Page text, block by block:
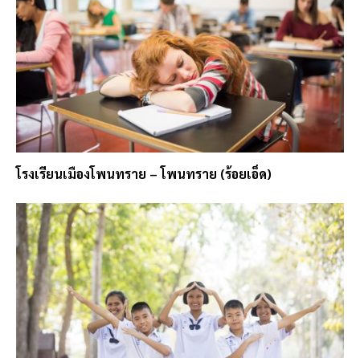
โรงเรียนเมืองโพนทราย – โพนทราย (ร้อยเอ็ด)